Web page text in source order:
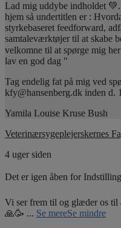
Lad mig uddybe indholdet
hjem så undertitlen er :
styrkebaseret feedforward,
samtaleværktøjer til at skabe
velkomne til at spørge mig
lav en god dag "
Tag endelig fat på mig ved
kfy@hansenberg.dk inden d.
Yamila Louise Kruse Bush
Veterinærsygeplejerskernes
4 uger siden
Det er igen åben for
Vi ser frem til og glæder os til
🙏🥳 ... Se mereSe mindre